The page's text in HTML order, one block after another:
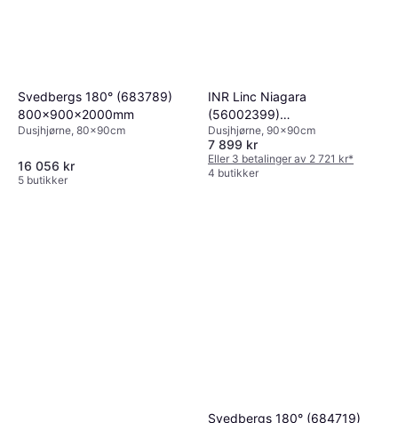
Svedbergs 180° (683789)
800x900x2000mm
Dusjhjørne, 80x90cm
16 056 kr
5 butikker
INR Linc Niagara
(56002399)
900x900x2000mm
Dusjhjørne, 90x90cm
7 899 kr
Eller 3 betalinger av 2 721 kr*
4 butikker
Svedbergs 180° (684719)